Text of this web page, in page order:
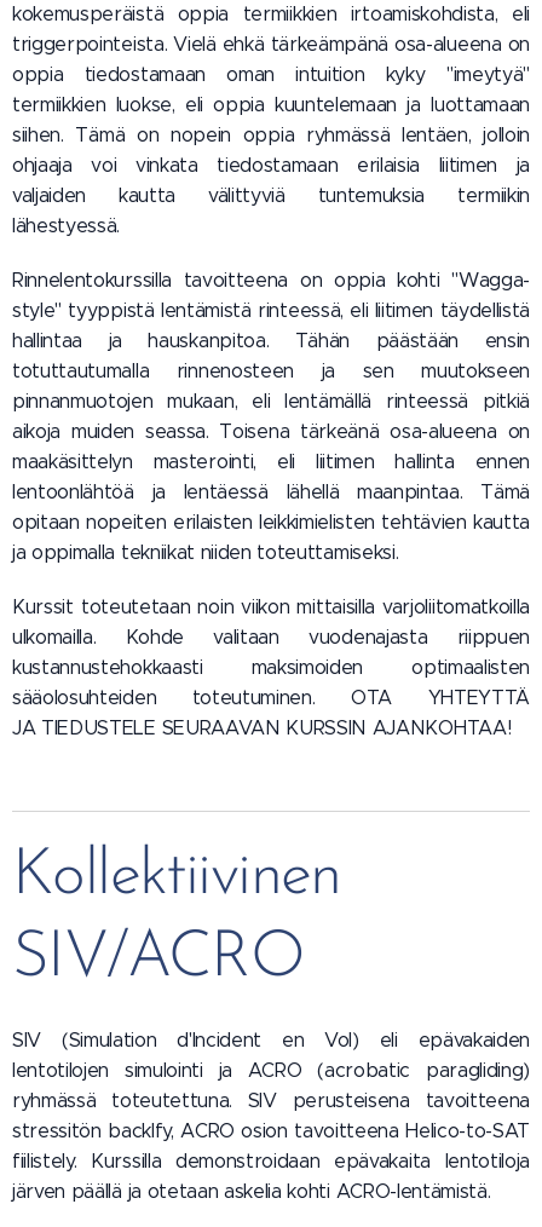
kokemusperäistä oppia termiikkien irtoamiskohdista, eli
triggerpointeista. Vielä ehkä tärkeämpänä osa-alueena on
oppia tiedostamaan oman intuition kyky "imeytyä"
termiikkien luokse, eli oppia kuuntelemaan ja luottamaan
siihen. Tämä on nopein oppia ryhmässä lentäen, jolloin
ohjaaja voi vinkata tiedostamaan erilaisia liitimen ja
valjaiden kautta välittyviä tuntemuksia termiikin
lähestyessä.
Rinnelentokurssilla tavoitteena on oppia kohti "Wagga-
style" tyyppistä lentämistä rinteessä, eli liitimen täydellistä
hallintaa ja hauskanpitoa. Tähän päästään ensin
totuttautumalla rinnenosteen ja sen muutokseen
pinnanmuotojen mukaan, eli lentämällä rinteessä pitkiä
aikoja muiden seassa. Toisena tärkeänä osa-alueena on
maakäsittelyn masterointi, eli liitimen hallinta ennen
lentoonlähtöä ja lentäessä lähellä maanpintaa. Tämä
opitaan nopeiten erilaisten leikkimielisten tehtävien kautta
ja oppimalla tekniikat niiden toteuttamiseksi.
Kurssit toteutetaan noin viikon mittaisilla varjoliitomatkoilla
ulkomailla. Kohde valitaan vuodenajasta riippuen
kustannustehokkaasti maksimoiden optimaalisten
sääolosuhteiden toteutuminen. OTA YHTEYTTÄ
JA TIEDUSTELE SEURAAVAN KURSSIN AJANKOHTAA!
Kollektiivinen
SIV/ACRO
SIV (Simulation d'Incident en Vol) eli epävakaiden
lentotilojen simulointi ja ACRO (acrobatic paragliding)
ryhmässä toteutettuna. SIV perusteisena tavoitteena
stressitön backlfy, ACRO osion tavoitteena Helico-to-SAT
fiilistely. Kurssilla demonstroidaan epävakaita lentotiloja
järven päällä ja otetaan askelia kohti ACRO-lentämistä.